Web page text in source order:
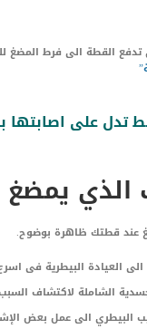
القطة الى فرط المضغ
يمضغ
عند قطتك ظاهرة بوضوح.
العيادة البيطرية فى
الشاملة لاكتشاف
البيطري الى عمل بعض